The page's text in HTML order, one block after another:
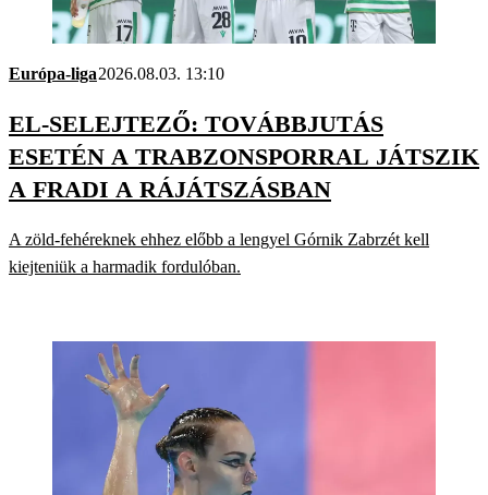
Európa-liga2026.08.03. 13:10
EL-SELEJTEZŐ: TOVÁBBJUTÁS
ESETÉN A TRABZONSPORRAL JÁTSZIK
A FRADI A RÁJÁTSZÁSBAN
A zöld-fehéreknek ehhez előbb a lengyel Górnik Zabrzét kell
kiejteniük a harmadik fordulóban.